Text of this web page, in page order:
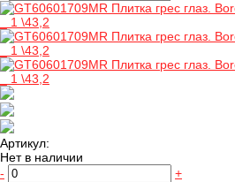
Артикул:
Нет в наличии
-
+